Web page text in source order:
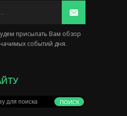
присылать Вам обзор
событий дня.